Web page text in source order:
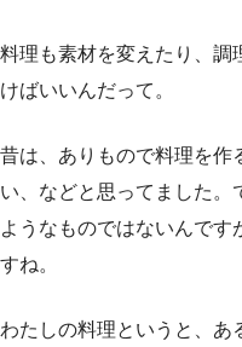
料理も素材を変えたり、調
けばいいんだって。
昔は、ありもので料理を作
い、などと思ってました。
ようなものではないんで
すね。
わたしの料理というと、あ